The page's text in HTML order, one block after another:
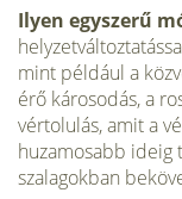
Ilyen egyszerű
mint például a
érő károsodás, a
vértolulás, amit a
huzamosabb ideig
szalagokban